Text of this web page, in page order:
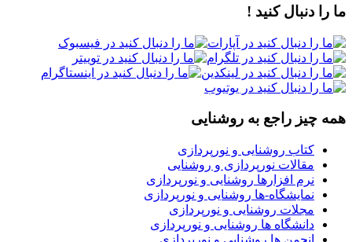
ما را دنبال کنید !
همه چیز راجع به روشنایی
کتاب روشنایی و نورپردازی
مقالات نورپردازی و روشنایی
نرم افزارها روشنایی و نورپردازی
نمایشگاه-ها روشنایی و نورپردازی
مجلات روشنایی و نورپردازی
دانشگاه ها روشنایی و نورپردازی
انجمن ها روشنایی و نورپردازی